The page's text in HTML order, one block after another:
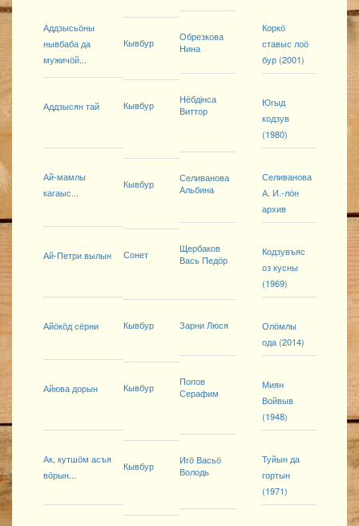
Аддзысьӧны
нывбаба да
мужичӧй...
Кывбур
Обрезкова
Нина
Коркӧ
ставыс лоӧ
бур (2001)
Аддзысян тай Кывбур
Нёбдінса
Виттор
Югыд
кодзув
(1980)
Ай-мамлы
кагаыс...
Кывбур
Селиванова
Альбина
Селиванова
А. И.-лӧн
архив
Ай-Петри вылын Сонет
Щербаков
Вась Педӧр
Кодзувъяс
оз кусны
(1969)
Айӧкӧд сёрни Кывбур Зарни Люся
Олӧмлы
ода (2014)
Айюва дорын Кывбур
Попов
Серафим
Миян
Войвыв
(1948)
Ак, кутшӧм асъя
вӧрын...
Кывбур
Игӧ Васьӧ
Володь
Туйын да
гортын
(1971)